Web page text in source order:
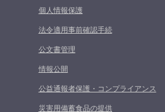
個人情報保護
法令適用事前確認手続
公文書管理
情報公開
公益通報者保護・コンプライアンス
災害用備蓄食品の提供